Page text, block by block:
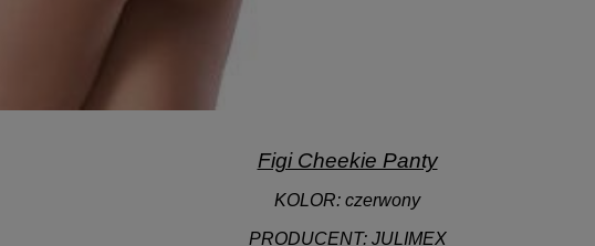
Figi Cheekie Panty
KOLOR: czerwony
PRODUCENT: JULIMEX